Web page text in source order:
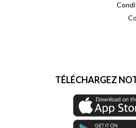
TÉLÉCHARGEZ